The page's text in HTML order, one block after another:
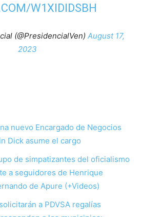
W1XIDIDSBH
(@PresidencialVen) August 17,
2023
nuevo Encargado de Negocios
Dick asume el cargo
de simpatizantes del oficialismo
a seguidores de Henrique
de Apure (+Videos)
a PDVSA regalías